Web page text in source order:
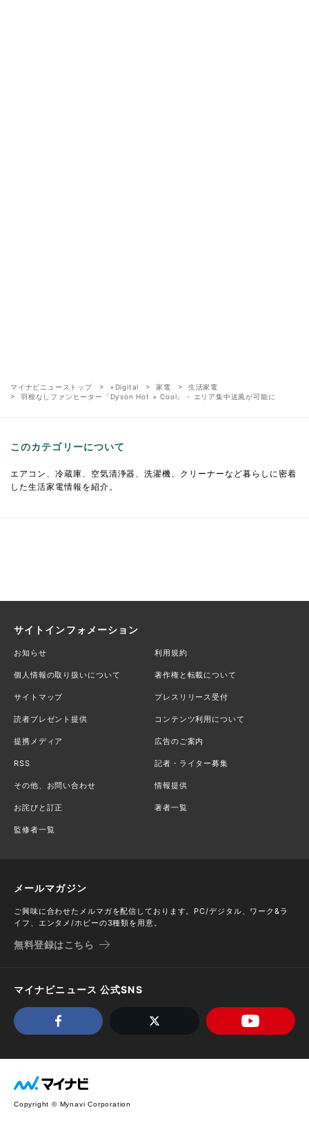
マイナビニューストップ +Digital 家電
生活家電
羽根なしファンヒーター「Dyson Hot + Cool」 - エリア集中送風が可能に
このカテゴリーについて
エアコン、冷蔵庫、空気清浄器、洗濯機、クリーナーなど暮らしに密着
した生活家電情報を紹介。
サイトインフォメーション
お知らせ 利用規約
個人情報の取り扱いについて 著作権と転載について
サイトマップ プレスリリース受付
読者プレゼント提供 コンテンツ利用について
提携メディア 広告のご案内
RSS 記者・ライター募集
その他、お問い合わせ 情報提供
お詫びと訂正 著者一覧
監修者一覧
メールマガジン
ご興味に合わせたメルマガを配信しております。PC/デジタル、ワーク&ラ
イフ、エンタメ/ホビーの3種類を用意。
無料登録はこちら
マイナビニュース 公式SNS
Copyright © Mynavi Corporation